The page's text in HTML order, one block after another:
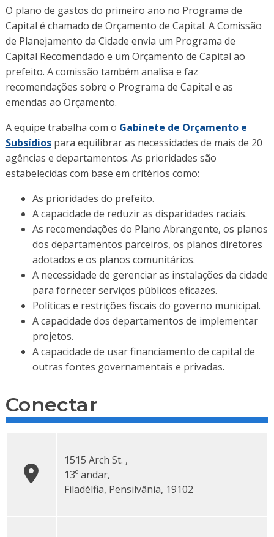
O plano de gastos do primeiro ano no Programa de
Capital é chamado de Orçamento de Capital. A Comissão
de Planejamento da Cidade envia um Programa de
Capital Recomendado e um Orçamento de Capital ao
prefeito. A comissão também analisa e faz
recomendações sobre o Programa de Capital e as
emendas ao Orçamento.
A equipe trabalha com o Gabinete de Orçamento e
Subsídiospara equilibrar as necessidades de mais de 20
agências e departamentos. As prioridades são
estabelecidas com base em critérios como:
As prioridades do prefeito.
A capacidade de reduzir as disparidades raciais.
As recomendações do Plano Abrangente, os planos
dos departamentos parceiros, os planos diretores
adotados e os planos comunitários.
A necessidade de gerenciar as instalações da cidade
para fornecer serviços públicos eficazes.
Políticas e restrições fiscais do governo municipal.
A capacidade dos departamentos de implementar
projetos.
A capacidade de usar financiamento de capital de
outras fontes governamentais e privadas.
Conectar
1515 Arch St. ,
13º andar,
Filadélfia, Pensilvânia, 19102